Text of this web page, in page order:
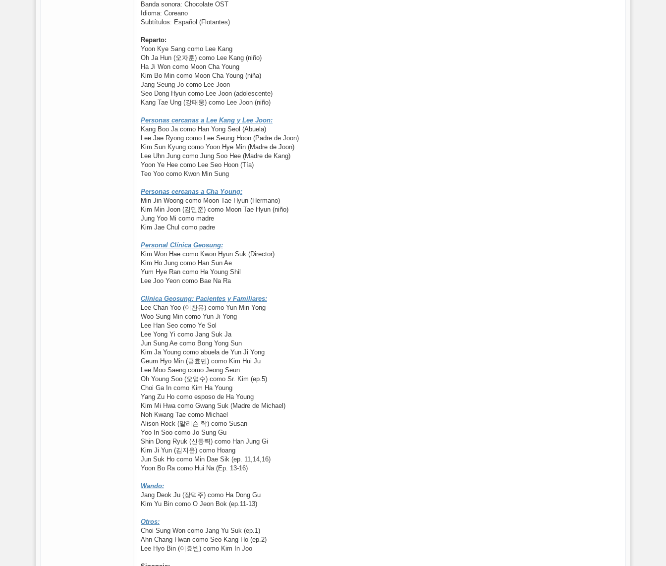
Banda sonora: Chocolate OST
Idioma: Coreano
Subtítulos: Español (Flotantes)
Reparto:
Yoon Kye Sang como Lee Kang
Oh Ja Hun (오자훈) como Lee Kang (niño)
Ha Ji Won como Moon Cha Young
Kim Bo Min como Moon Cha Young (niña)
Jang Seung Jo como Lee Joon
Seo Dong Hyun como Lee Joon (adolescente)
Kang Tae Ung (강태웅) como Lee Joon (niño)
Personas cercanas a Lee Kang y Lee Joon:
Kang Boo Ja como Han Yong Seol (Abuela)
Lee Jae Ryong como Lee Seung Hoon (Padre de Joon)
Kim Sun Kyung como Yoon Hye Min (Madre de Joon)
Lee Uhn Jung como Jung Soo Hee (Madre de Kang)
Yoon Ye Hee como Lee Seo Hoon (Tía)
Teo Yoo como Kwon Min Sung
Personas cercanas a Cha Young:
Min Jin Woong como Moon Tae Hyun (Hermano)
Kim Min Joon (김민준) como Moon Tae Hyun (niño)
Jung Yoo Mi como madre
Kim Jae Chul como padre
Personal Clínica Geosung:
Kim Won Hae como Kwon Hyun Suk (Director)
Kim Ho Jung como Han Sun Ae
Yum Hye Ran como Ha Young Shil
Lee Joo Yeon como Bae Na Ra
Clínica Geosung: Pacientes y Familiares:
Lee Chan Yoo (이찬유) como Yun Min Yong
Woo Sung Min como Yun Ji Yong
Lee Han Seo como Ye Sol
Lee Yong Yi como Jang Suk Ja
Jun Sung Ae como Bong Yong Sun
Kim Ja Young como abuela de Yun Ji Yong
Geum Hyo Min (금효민) como Kim Hui Ju
Lee Moo Saeng como Jeong Seun
Oh Young Soo (오영수) como Sr. Kim (ep.5)
Choi Ga In como Kim Ha Young
Yang Zu Ho como esposo de Ha Young
Kim Mi Hwa como Gwang Suk (Madre de Michael)
Noh Kwang Tae como Michael
Alison Rock (알리슨 락) como Susan
Yoo In Soo como Jo Sung Gu
Shin Dong Ryuk (신동력) como Han Jung Gi
Kim Ji Yun (김지윤) como Hoang
Jun Suk Ho como Min Dae Sik (ep. 11,14,16)
Yoon Bo Ra como Hui Na (Ep. 13-16)
Wando:
Jang Deok Ju (장덕주) como Ha Dong Gu
Kim Yu Bin como O Jeon Bok (ep.11-13)
Otros:
Choi Sung Won como Jang Yu Suk (ep.1)
Ahn Chang Hwan como Seo Kang Ho (ep.2)
Lee Hyo Bin (이효빈) como Kim In Joo